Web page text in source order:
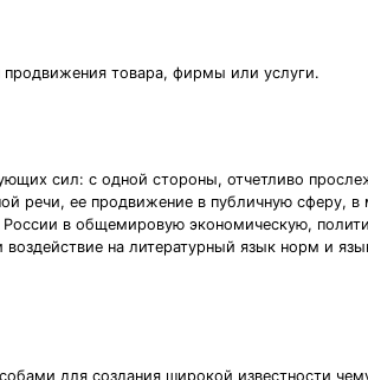
товара, фирмы или услуги.
сил: с одной стороны, отчетливо
речи, ее продвижение в публичную сферу,
в общемировую экономическую,
на литературный язык норм и
для создания широкой известности